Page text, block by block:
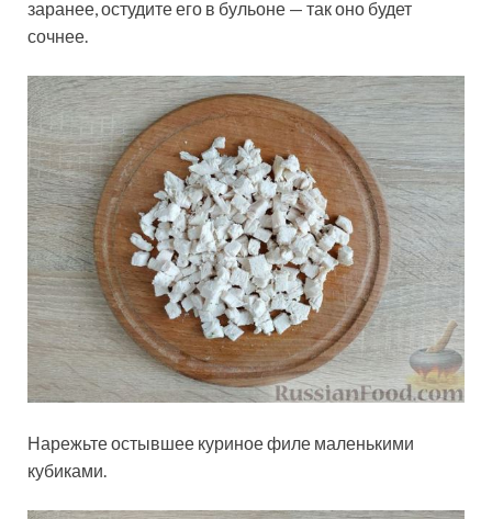
заранее, остудите его в бульоне — так оно будет
сочнее.
Нарежьте остывшее куриное филе маленькими
кубиками.